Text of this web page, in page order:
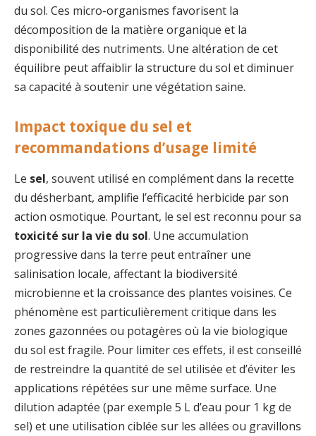
du sol. Ces micro-organismes favorisent la
décomposition de la matière organique et la
disponibilité des nutriments. Une altération de cet
équilibre peut affaiblir la structure du sol et diminuer
sa capacité à soutenir une végétation saine.
Impact toxique du sel et
recommandations d’usage limité
Le sel, souvent utilisé en complément dans la recette
du désherbant, amplifie l’efficacité herbicide par son
action osmotique. Pourtant, le sel est reconnu pour sa
toxicité sur la vie du sol. Une accumulation
progressive dans la terre peut entraîner une
salinisation locale, affectant la biodiversité
microbienne et la croissance des plantes voisines. Ce
phénomène est particulièrement critique dans les
zones gazonnées ou potagères où la vie biologique
du sol est fragile. Pour limiter ces effets, il est conseillé
de restreindre la quantité de sel utilisée et d’éviter les
applications répétées sur une même surface. Une
dilution adaptée (par exemple 5 L d’eau pour 1 kg de
sel) et une utilisation ciblée sur les allées ou gravillons